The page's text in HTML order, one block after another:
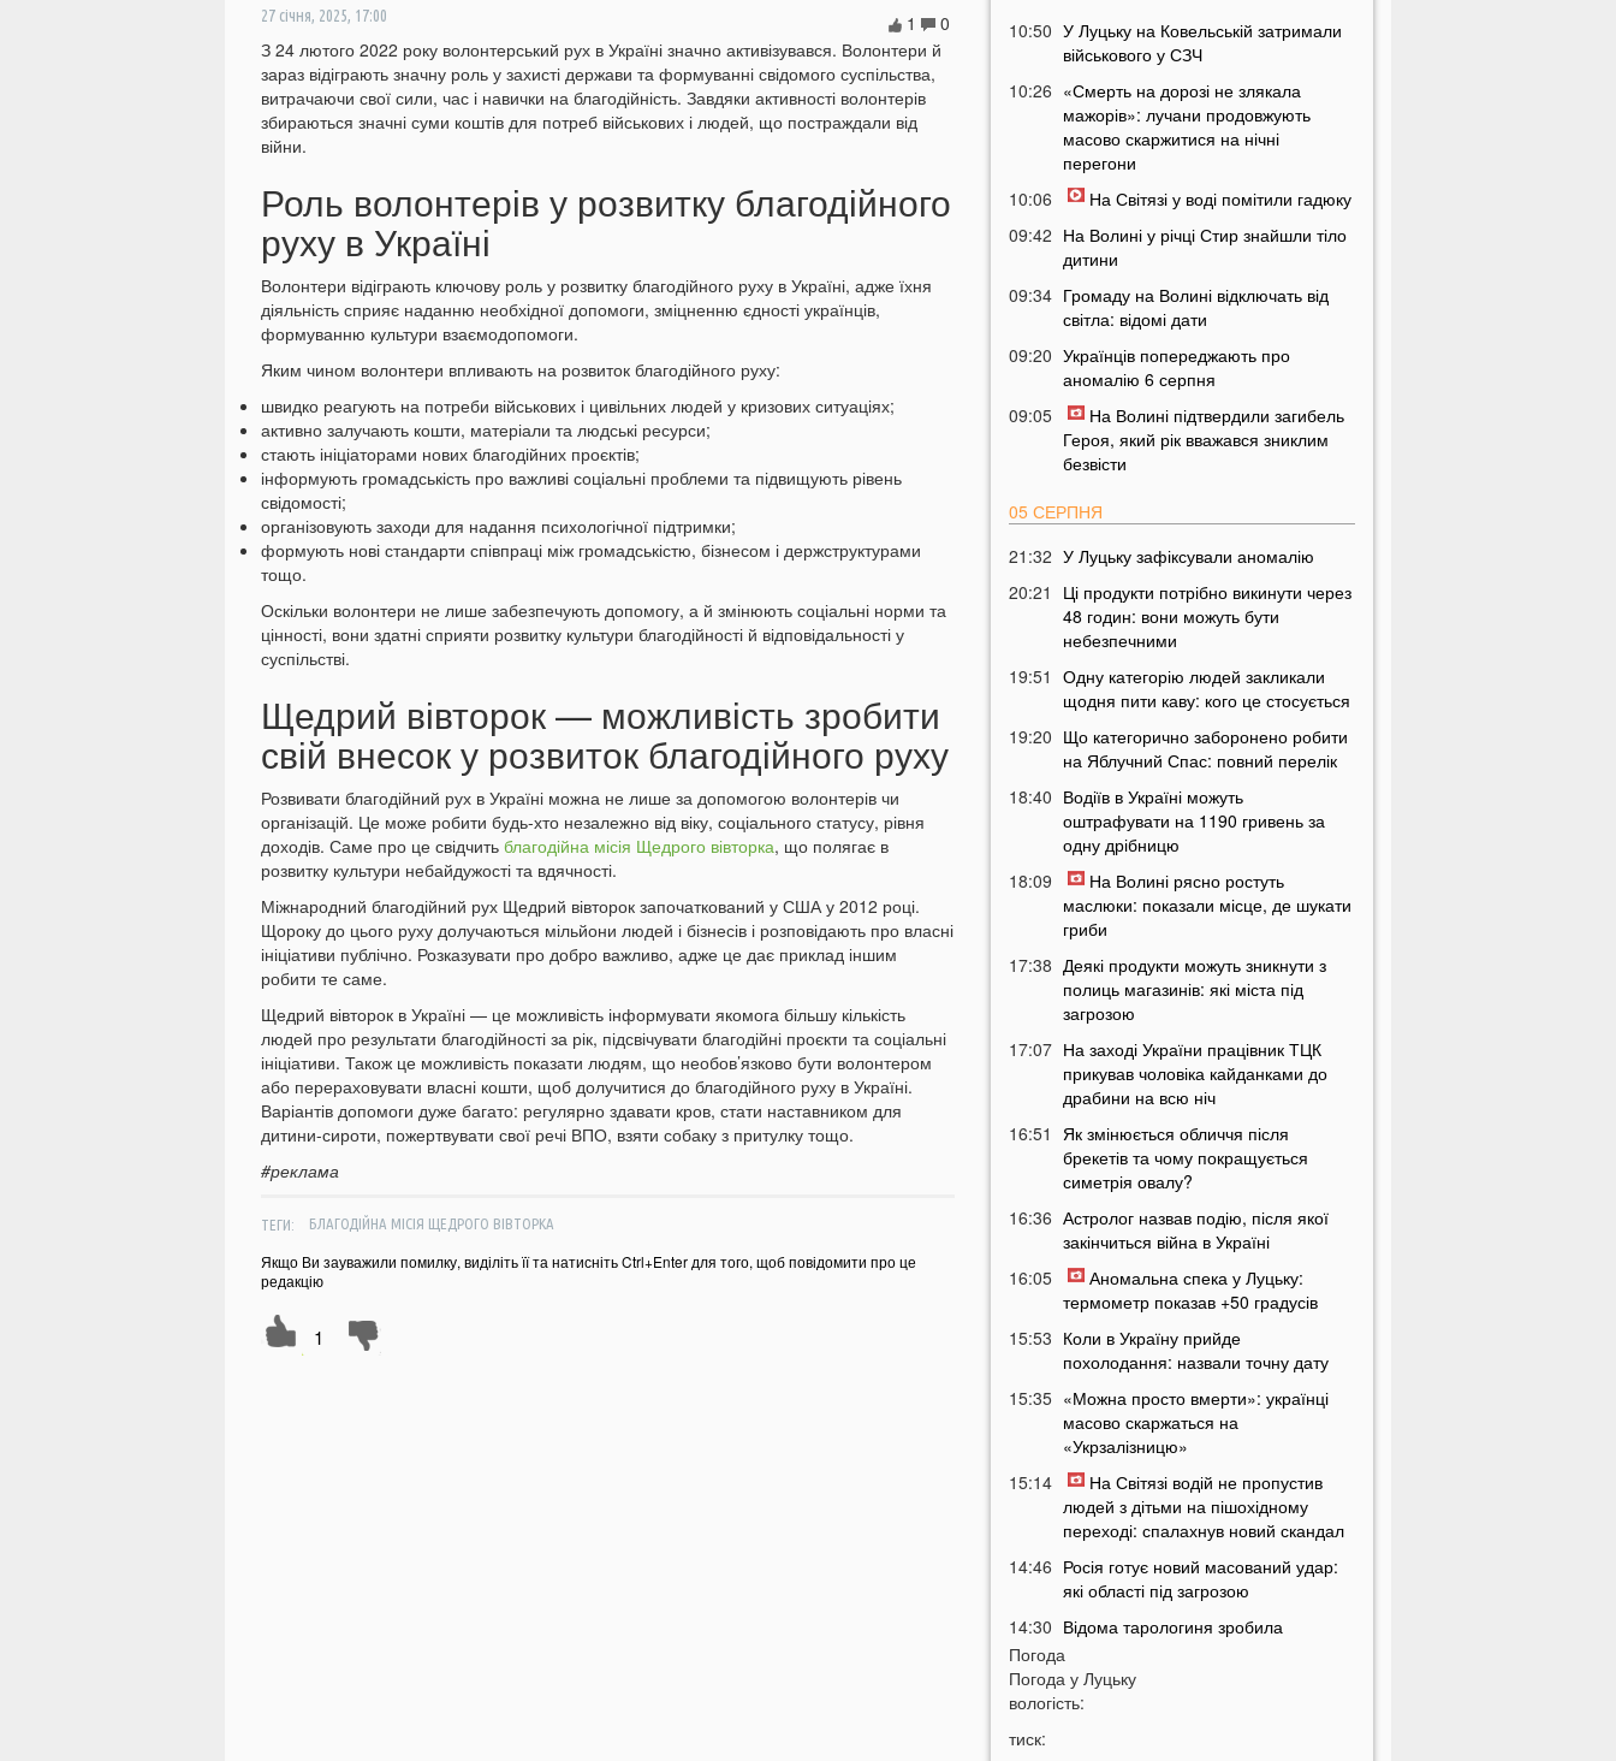
27 січня, 2025, 17:00 0
1
З 24 лютого 2022 року волонтерський рух в Україні значно активізувався. Волонтери й
зараз відіграють значну роль у захисті держави та формуванні свідомого суспільства,
витрачаючи свої сили, час і навички на благодійність. Завдяки активності волонтерів
збираються значні суми коштів для потреб військових і людей, що постраждали від
війни.
Роль волонтерів у розвитку благодійного
руху в Україні
Волонтери відіграють ключову роль у розвитку благодійного руху в Україні, адже їхня
діяльність сприяє наданню необхідної допомоги, зміцненню єдності українців,
формуванню культури взаємодопомоги.
Яким чином волонтери впливають на розвиток благодійного руху:
швидко реагують на потреби військових і цивільних людей у кризових ситуаціях;
активно залучають кошти, матеріали та людські ресурси;
стають ініціаторами нових благодійних проєктів;
інформують громадськість про важливі соціальні проблеми та підвищують рівень
свідомості;
організовують заходи для надання психологічної підтримки;
формують нові стандарти співпраці між громадськістю, бізнесом і держструктурами
тощо.
Оскільки волонтери не лише забезпечують допомогу, а й змінюють соціальні норми та
цінності, вони здатні сприяти розвитку культури благодійності й відповідальності у
суспільстві.
Щедрий вівторок — можливість зробити
свій внесок у розвиток благодійного руху
Розвивати благодійний рух в Україні можна не лише за допомогою волонтерів чи
організацій. Це може робити будь-хто незалежно від віку, соціального статусу, рівня
доходів. Саме про це свідчить благодійна місія Щедрого вівторка, що полягає в
розвитку культури небайдужості та вдячності.
Міжнародний благодійний рух Щедрий вівторок започаткований у США у 2012 році.
Щороку до цього руху долучаються мільйони людей і бізнесів і розповідають про власні
ініціативи публічно. Розказувати про добро важливо, адже це дає приклад іншим
робити те саме.
Щедрий вівторок в Україні — це можливість інформувати якомога більшу кількість
людей про результати благодійності за рік, підсвічувати благодійні проєкти та соціальні
ініціативи. Також це можливість показати людям, що необов’язково бути волонтером
або перераховувати власні кошти, щоб долучитися до благодійного руху в Україні.
Варіантів допомоги дуже багато: регулярно здавати кров, стати наставником для
дитини-сироти, пожертвувати свої речі ВПО, взяти собаку з притулку тощо.
#реклама
ТЕГИ: БЛАГОДІЙНА МІСІЯ ЩЕДРОГО ВІВТОРКА
Якщо Ви зауважили помилку, виділіть її та натисніть Ctrl+Enter для того, щоб повідомити про це
редакцію
1
10:50 У Луцьку на Ковельській затримали
військового у СЗЧ
10:26 «Смерть на дорозі не злякала
мажорів»: лучани продовжують
масово скаржитися на нічні
перегони
10:06
На Світязі у воді помітили гадюку
09:42 На Волині у річці Стир знайшли тіло
дитини
09:34 Громаду на Волині відключать від
світла: відомі дати
09:20 Українців попереджають про
аномалію 6 серпня
09:05
На Волині підтвердили загибель
Героя, який рік вважався зниклим
безвісти
05 СЕРПНЯ
21:32 У Луцьку зафіксували аномалію
20:21
Ці продукти потрібно викинути через
48 годин: вони можуть бути
небезпечними
19:51
Одну категорію людей закликали
щодня пити каву: кого це стосується
19:20 Що категорично заборонено робити
на Яблучний Спас: повний перелік
18:40 Водіїв в Україні можуть
оштрафувати на 1190 гривень за
одну дрібницю
18:09
На Волині рясно ростуть
маслюки: показали місце, де шукати
гриби
17:38 Деякі продукти можуть зникнути з
полиць магазинів: які міста під
загрозою
17:07 На заході України працівник ТЦК
прикував чоловіка кайданками до
драбини на всю ніч
16:51
Як змінюється обличчя після
брекетів та чому покращується
симетрія овалу?
16:36 Астролог назвав подію, після якої
закінчиться війна в Україні
16:05
Аномальна спека у Луцьку:
термометр показав +50 градусів
15:53 Коли в Україну прийде
похолодання: назвали точну дату
15:35 «Можна просто вмерти»: українці
масово скаржаться на
«Укрзалізницю»
15:14
На Світязі водій не пропустив
людей з дітьми на пішохідному
переході: спалахнув новий скандал
14:46 Росія готує новий масований удар:
які області під загрозою
14:30 Відома тарологиня зробила
тривожне передбачення про війну в
Україні
14:15 «Не зупинився перед кортежем»: на
Погода
Погода у Луцьку
вологість:
тиск: